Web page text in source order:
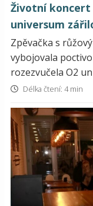
Životní koncert
universum
Zpěvačka s
vybojovala
rozezvučela O2
Délka čtení: 4 min